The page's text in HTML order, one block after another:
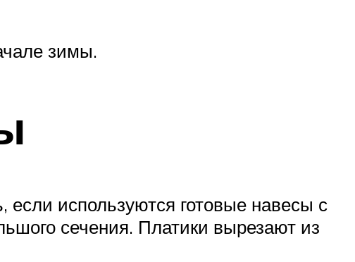
зимы.
если используются готовые навесы с
сечения. Платики вырезают из